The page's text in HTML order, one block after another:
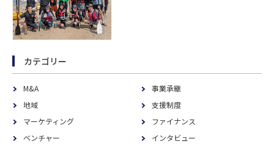
カテゴリー
M&A
事業承継
地域
支援制度
マーケティング
ファイナンス
ベンチャー
インタビュー